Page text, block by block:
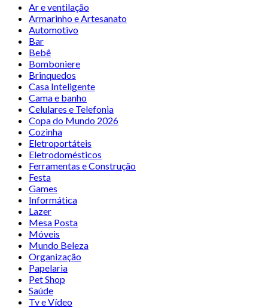
Ar e ventilação
Armarinho e Artesanato
Automotivo
Bar
Bebê
Bomboniere
Brinquedos
Casa Inteligente
Cama e banho
Celulares e Telefonia
Copa do Mundo 2026
Cozinha
Eletroportáteis
Eletrodomésticos
Ferramentas e Construção
Festa
Games
Informática
Lazer
Mesa Posta
Móveis
Mundo Beleza
Organização
Papelaria
Pet Shop
Saúde
Tv e Vídeo